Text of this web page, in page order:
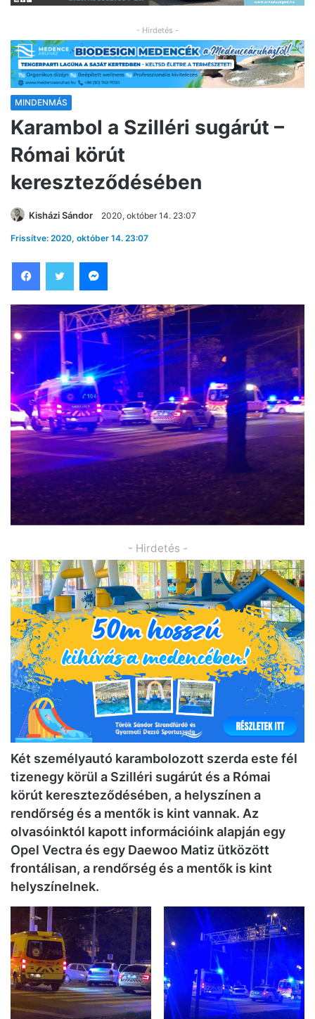
- Hirdetés -
MINDENMÁS
Karambol a Szilléri sugárút –
Római körút
kereszteződésében
Kisházi Sándor 2020, október 14. 23:07
Frissítve: 2020, október 14. 23:07
- Hirdetés -
Két személyautó karambolozott szerda este fél
tizenegy körül a Szilléri sugárút és a Római
körút kereszteződésében, a helyszínen a
rendőrség és a mentők is kint vannak. Az
olvasóinktól kapott információink alapján egy
Opel Vectra és egy Daewoo Matiz ütközött
frontálisan, a rendőrség és a mentők is kint
helyszínelnek.